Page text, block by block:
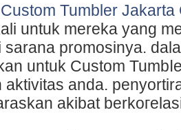
Custom Tumbler Jakarta
untuk mereka yang
sarana promosinya.
untuk Custom
aktivitas anda.
akibat